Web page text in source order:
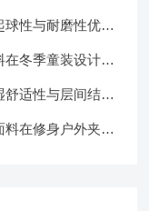
性与耐磨性优化
冬季童装设计中
适性与层间结合
在修身户外夹克